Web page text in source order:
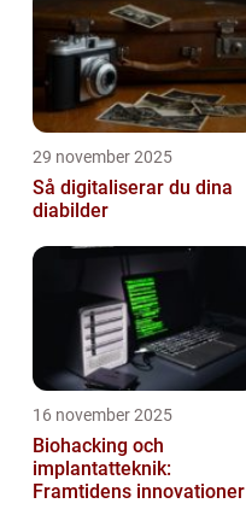
29 november 2025
Så digitaliserar du dina
diabilder
16 november 2025
Biohacking och
implantatteknik:
Framtidens innovationer